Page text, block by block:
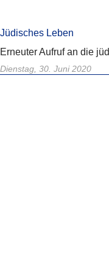
Jüdisches Leben
Erneuter Aufruf an die
Dienstag, 30. Juni 2020